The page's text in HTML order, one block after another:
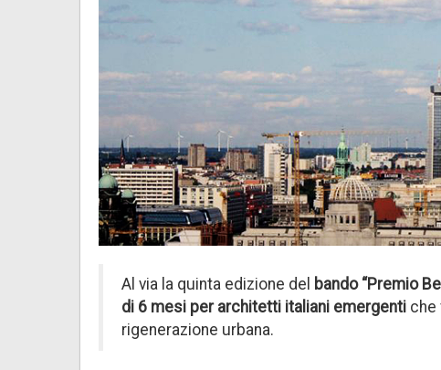
Al via la quinta edizione del bando “Premio
di 6 mesi per architetti italiani emergenti che
rigenerazione urbana.